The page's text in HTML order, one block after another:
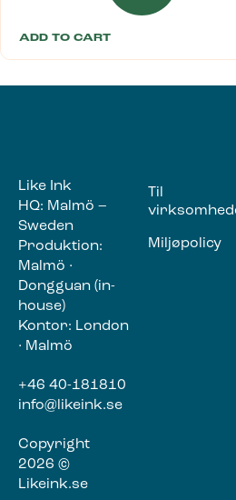
ADD TO CART
Like Ink
HQ: Malmö –
Sweden
Produktion:
Malmö ·
Dongguan (in-
house)
Kontor: London
· Malmö
+46 40-181810
info@likeink.se
Copyright
2026 ©
Likeink.se
Til
Miljøpolicy